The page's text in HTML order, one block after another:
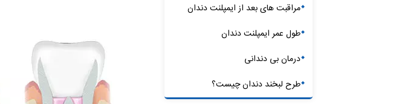
مراقبت های بعد از ایمپلنت دندان
طول عمر ایمپلنت دندان
درمان بی دندانی
طرح لبخند دندان چیست؟